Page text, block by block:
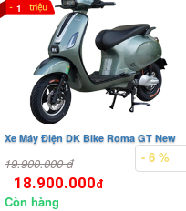
1
Xe Máy Điện DK Bike Roma GT New
19.900.000 đ - 6 %
18.900.000đ
Còn hàng